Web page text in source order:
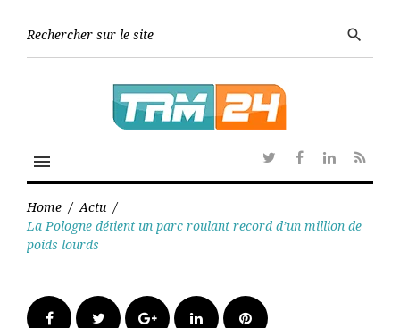
search
menu
TwitterFacebook
Linkedin
RSS
Home / Actu /
La Pologne détient un parc roulant record d’un million de
poids lourds
FacebookTwitter Google+LinkedInPinterest